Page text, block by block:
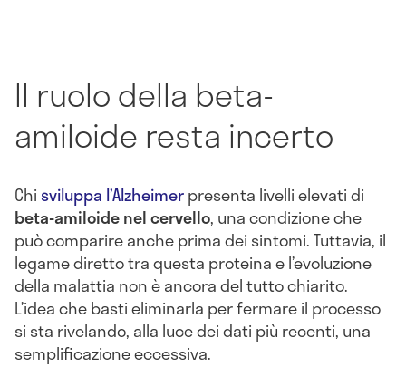
Il ruolo della beta-
amiloide resta incerto
Chi sviluppa l’Alzheimerpresenta livelli elevati di
beta-amiloide nel cervello, una condizione che
può comparire anche prima dei sintomi. Tuttavia, il
legame diretto tra questa proteina e l’evoluzione
della malattia non è ancora del tutto chiarito.
L’idea che basti eliminarla per fermare il processo
si sta rivelando, alla luce dei dati più recenti, una
semplificazione eccessiva.